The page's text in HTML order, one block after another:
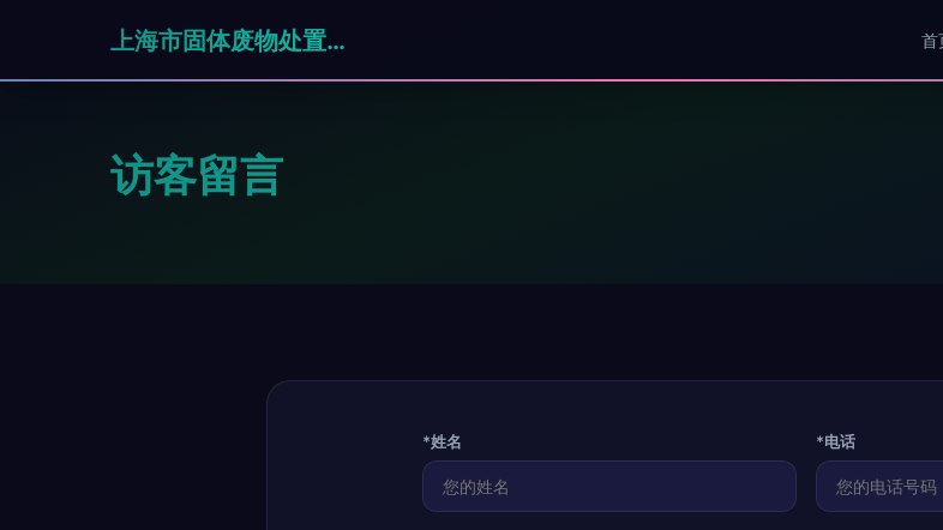
上海市固体废物处置有限公司 首
访客留言
*姓名 *电话